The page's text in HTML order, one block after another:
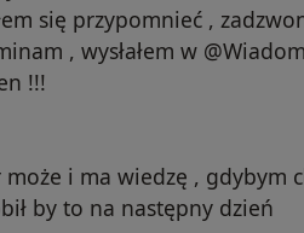
się przypomnieć ,
, wysłałem w
!!!
i ma wiedzę , gdybym
by to na następny dzień